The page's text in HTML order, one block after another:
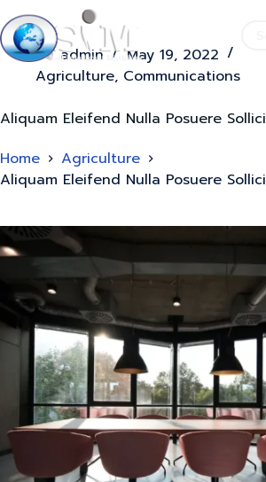
admin
May 19, 2022
Agriculture, Communications
Aliquam Eleifend Nulla Posuere
Home
Agriculture
Aliquam Eleifend Nulla Posuere